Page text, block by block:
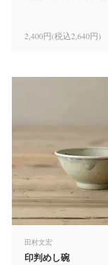
2,400円(税込2,640円)
田村文宏
印判めし碗